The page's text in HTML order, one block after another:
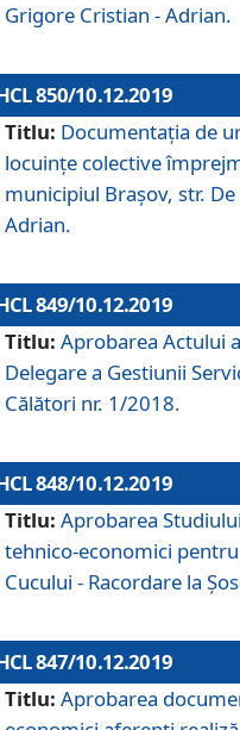
Grigore Cristian - Adrian.
850/10.12.2019
Titlu: Documentaţia de
locuințe colective
municipiul Braşov, str.
Adrian.
849/10.12.2019
Titlu: Aprobarea Actului
Delegare a Gestiunii
Călători nr. 1/2018.
848/10.12.2019
Titlu: Aprobarea
tehnico-economici
Cucului - Racordare la
847/10.12.2019
Titlu: Aprobarea